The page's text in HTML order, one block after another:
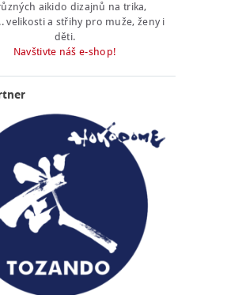
aikido dizajnů na trika,
velikosti a střihy pro muže, ženy i
děti.
Navštivte náš e-shop!